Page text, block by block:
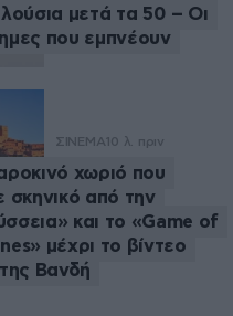
μετά τα 50 – Οι
που εμπνέουν
ΣΙΝΕΜΑ 10 λ. πριν
χωριό που
σκηνικό από την
και το «Game of
μέχρι το βίντεο
της Βανδή